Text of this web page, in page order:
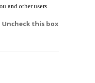
and other users.
this box